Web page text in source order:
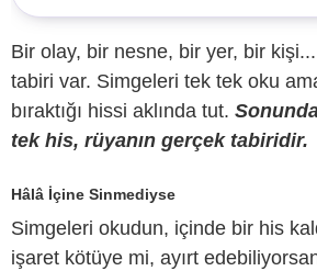
Bir olay, bir nesne, bir yer, bir
tabiri var. Simgeleri tek tek oku
bıraktığı hissi aklında tut.
tek his, rüyanın gerçek tabiridir.
Hâlâ İçine Sinmediyse
Simgeleri okudun, içinde bir his
işaret kötüye mi, ayırt